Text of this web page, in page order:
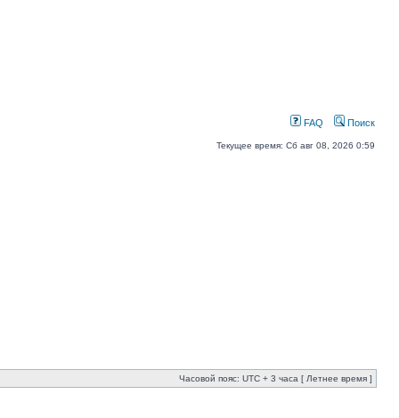
FAQ Поиск
Текущее время: Сб авг 08, 2026 0:59
Часовой пояс: UTC + 3 часа [ Летнее время ]